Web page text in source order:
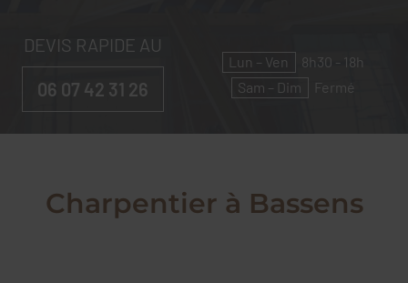
DEVIS RAPIDE AU
06 07 42 31 26
Lun – Ven
8h30 - 18h
Sam – Dim
Fermé
Charpentier à Bassens